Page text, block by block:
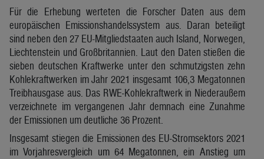
Für die Erhebung werteten die Forscher Daten aus dem
europäischen Emissionshandelssystem aus. Daran beteiligt
sind neben den 27 EU-Mitgliedstaaten auch Island, Norwegen,
Liechtenstein und Großbritannien. Laut den Daten stießen die
sieben deutschen Kraftwerke unter den schmutzigsten zehn
Kohlekraftwerken im Jahr 2021 insgesamt 106,3 Megatonnen
Treibhausgase aus. Das RWE-Kohlekraftwerk in Niederaußem
verzeichnete im vergangenen Jahr demnach eine Zunahme
der Emissionen um deutliche 36 Prozent.
Insgesamt stiegen die Emissionen des EU-Stromsektors 2021
im Vorjahresvergleich um 64 Megatonnen, ein Anstieg um